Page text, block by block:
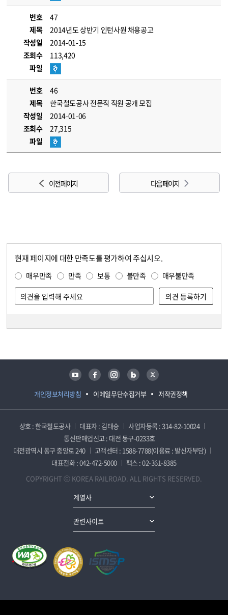
번호
47
제목
2014년도 상반기 인턴사원 채용공고
작성일
2014-01-15
조회수
113,420
파일
번호
46
제목
한국철도공사 전문직 직원 공개 모집
작성일
2014-01-06
조회수
27,315
파일
이전 페이지 다음 페이지
현재 페이지에 대한 만족도를 평가하여 주십시오.
매우만족 만족 보통 불만족 매우불만족
개인정보처리방침 이메일무단수집거부 저작권정책
유튜브 페이스북 인스타그램 블로그 트위터
상호 : 한국철도공사 대표자 : 김태승
사업자등록 : 314-82-10024
통신판매업신고 : 대전 동구-0233호
대전광역시 동구 중앙로 240
고객센터 : 1588-7788(이용료 : 발신자부담)
대표전화 : 042-472-5000
팩스 : 02-361-8385
COPYRIGHT ⓒ KOREA RAILROAD. ALL RIGHTS RESERVED.
계열사
관련사이트